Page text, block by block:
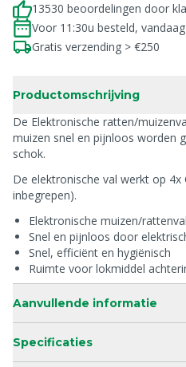
13530 beoordelingen door
Voor 11:30u besteld,
Gratis verzending > €250
Productomschrijving
De Elektronische ratten/
muizen snel en pijnloos worden
schok.
De elektronische val werkt op
inbegrepen).
Elektronische muizen/rattenval
Snel en pijnloos door
Snel, efficiënt en hygiënisch
Ruimte voor lokmiddel
Aanvullende informatie
Specificaties